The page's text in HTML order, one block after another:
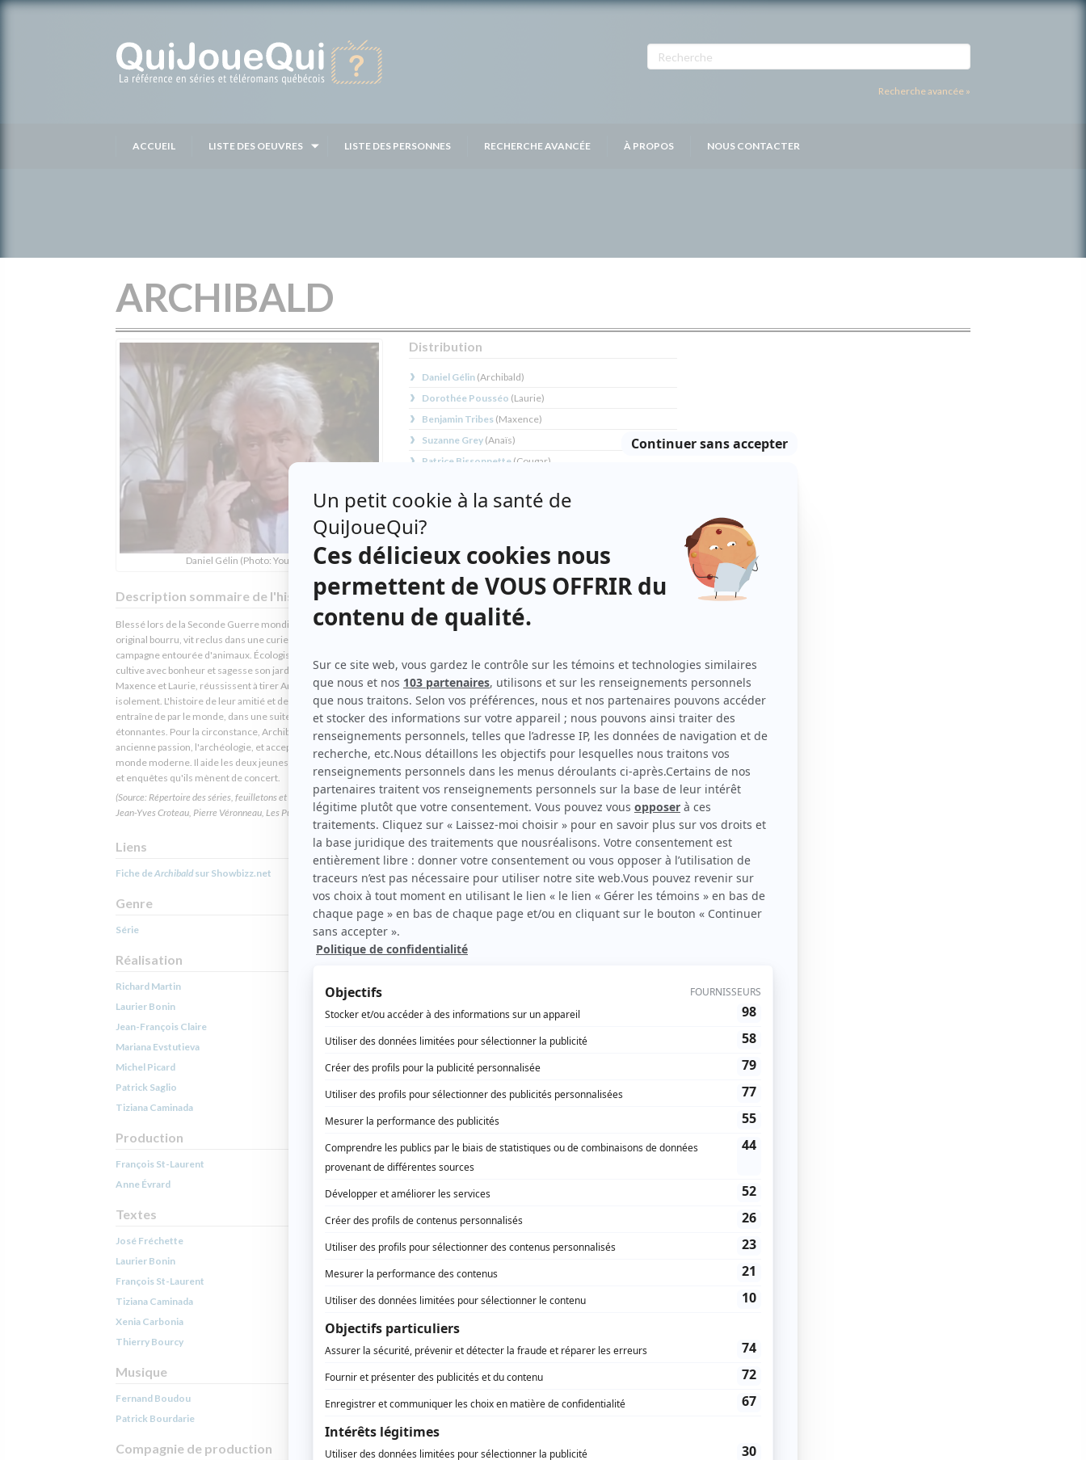
Recherche avancée »
ACCUEIL LISTE DES OEUVRES LISTE DES PERSONNES RECHERCHE AVANCÉE À PROPOS NOUS CONTACTER
ARCHIBALD
Daniel Gélin (Photo: YouTube)
Description sommaire de l'histoire
Blessé lors de la Seconde Guerre mondiale, Archibald, un vieil
original bourru, vit reclus dans une curieuse maison de
campagne entourée d'animaux. Écologiste avant l'heure, il y
cultive avec bonheur et sagesse son jardin. Deux enfants,
Maxence et Laurie, réussissent à tirer Archibald de son
isolement. L'histoire de leur amitié et de leur complicité les
entraîne de par le monde, dans une suite d'aventures
étonnantes. Pour la circonstance, Archibald renoue avec son
ancienne passion, l'archéologie, et accepte d'affronter le
monde moderne. Il aide les deux jeunes à résoudre énigmes
et enquêtes qu'ils mènent de concert.
(Source: Répertoire des séries, feuilletons et téléromans québécois,
Jean-Yves Croteau, Pierre Véronneau, Les Publications du Québec)
Liens
Fiche deArchibaldsur Showbizz.net
Genre
Série
Réalisation
Richard Martin
Laurier Bonin
Jean-François Claire
Mariana Evstutieva
Michel Picard
Patrick Saglio
Tiziana Caminada
Production
François St-Laurent
Anne Évrard
Textes
José Fréchette
Laurier Bonin
François St-Laurent
Tiziana Caminada
Xenia Carbonia
Thierry Bourcy
Musique
Fernand Boudou
Patrick Bourdarie
Compagnie de production
Distribution
Daniel Gélin (Archibald)
Dorothée Pousséo (Laurie)
Benjamin Tribes (Maxence)
Suzanne Grey (Anaïs)
Patrice Bissonnette (Cougar)
Jean Deschênes(Lartigue)
Yvan Ducharme
(Morin
Mahée Paiement(Sahara)
Gérard Poirier(Lacoste )
Yvan Ponton
Shannon)
Jacques Thisdale( Léon )
Marco Calamandrei(Le voleur)
Emmanuelle Vouillamoz
Mercedes Brawand( Rôle inconnu )
Carlo Gigliotti(Rôle inconnu)
Pierre Miserez(Rôle inconnu )
Johan Rougeul(Rôle inconnu)
Yves Barsacq(Rôle inconnu )
Sophie Deschamps
Rôle inconnu
Loïc Houdré(Rôle inconnu )
Robert Bouvier(Rôle inconnu)
Julien Poulin(Rôle inconnu
Louise Richer(Rôle inconnu)